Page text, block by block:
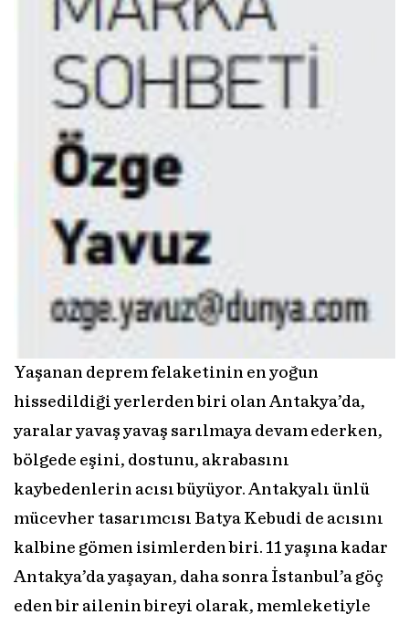
Yaşanan deprem felaketinin en yoğun
hissedildiği yerlerden biri olan Antakya’da,
yaralar yavaş yavaş sarılmaya devam ederken,
bölgede eşini, dostunu, akrabasını
kaybedenlerin acısı büyüyor. Antakyalı ünlü
mücevher tasarımcısı Batya Kebudi de acısını
kalbine gömen isimlerden biri. 11 yaşına kadar
Antakya’da yaşayan, daha sonra İstanbul’a göç
eden bir ailenin bireyi olarak, memleketiyle